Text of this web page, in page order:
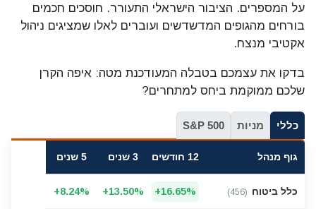
על המספרים. הציבור הישראלי התעורר. חוסכים חכמים
בורחים מהגופים המדשדשים ועוברים לאלו שמציגים ניהול
אקטיבי מנצח.
בדקו את עצמכם בטבלה המעודכנת מטה: איפה הקרן
שלכם ממוקמת ביחס למתחרים?
כללי מניות S&P 500
גוף מנהל 12 חודשים 3 שנים 5 שנים
כלל ביטוח (456) השוואת תשואות כלל השתלמות כללי קופה מספר 456 לשנת 2026
+16.65%
+13.50%
+8.24%